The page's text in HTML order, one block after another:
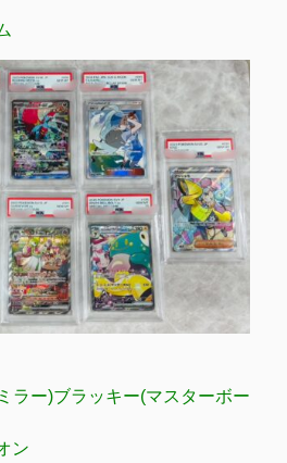
ラー)ブラッキー(マスターボー
ン